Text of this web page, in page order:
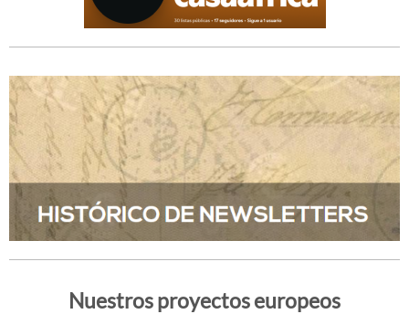
Nuestros proyectos europeos